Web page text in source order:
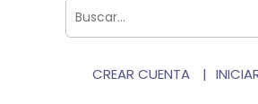
CREAR CUENTA